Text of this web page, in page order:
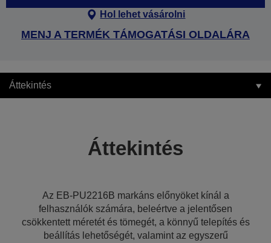
Hol lehet vásárolni
MENJ A TERMÉK TÁMOGATÁSI OLDALÁRA
Áttekintés
Áttekintés
Az EB-PU2216B markáns előnyöket kínál a
felhasználók számára, beleértve a jelentősen
csökkentett méretét és tömegét, a könnyű telepítés és
beállítás lehetőségét, valamint az egyszerű